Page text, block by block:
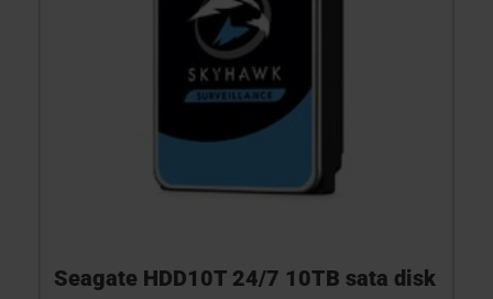
Seagate HDD10T 24/7 10TB sata disk